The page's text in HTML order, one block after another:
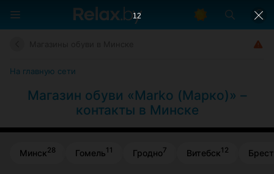
На главную сети
Магазин обуви «Marko (Марко)» –
контакты в Минске
Минск28 Гомель11 Гродно7 Витебск12 Брест
11